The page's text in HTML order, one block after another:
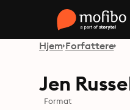
Hjem Forfattere
Jen
Format